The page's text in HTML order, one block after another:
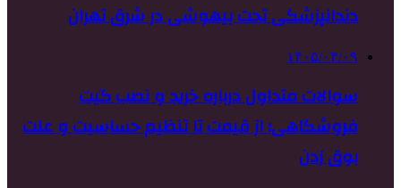
دندانپزشکی تحت بیهوشی در شرق تهران
۱۴۰۵/۰۴/۰۹
سوالات متداول درباره خرید و نصب گیت
فروشگاهی؛ از قیمت تا تنظیم حساسیت و علت
بوق زدن